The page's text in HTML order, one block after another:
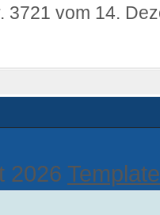
3721 vom 14.
2026